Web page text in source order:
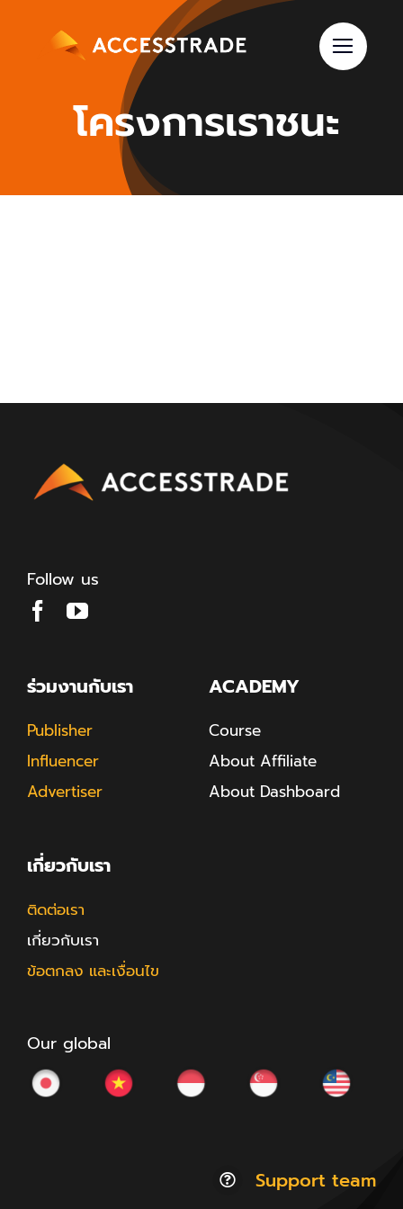
โครงการเราชนะ
Follow us
ร่วมงานกับเรา
Publisher
Influencer
Advertiser
ACADEMY
Course
About Affiliate
About Dashboard
เกี่ยวกับเรา
ติดต่อเรา
เกี่ยวกับเรา
ข้อตกลง และเงื่อนไข
Our global
Support team